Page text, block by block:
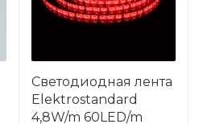
Светодиодная лента
Elektrostandard
4,8W/m 60LED/m